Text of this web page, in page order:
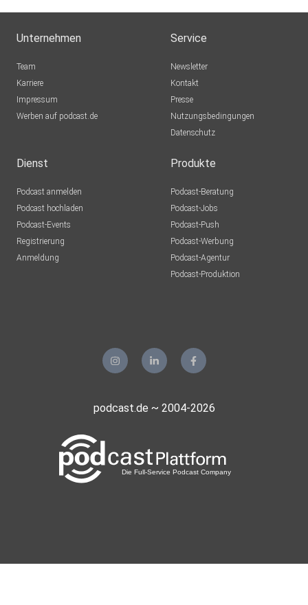
Unternehmen
Team
Karriere
Impressum
Werben auf podcast.de
Service
Newsletter
Kontakt
Presse
Nutzungsbedingungen
Datenschutz
Dienst
Podcast anmelden
Podcast hochladen
Podcast-Events
Registrierung
Anmeldung
Produkte
Podcast-Beratung
Podcast-Jobs
Podcast-Push
Podcast-Werbung
Podcast-Agentur
Podcast-Produktion
podcast.de ~ 2004-2026